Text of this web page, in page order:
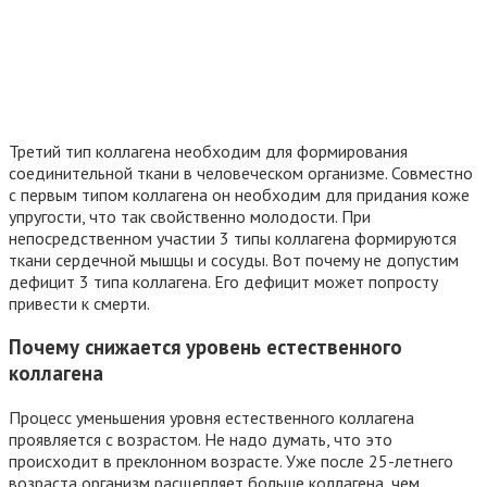
Третий тип коллагена необходим для формирования
соединительной ткани в человеческом организме. Совместно
с первым типом коллагена он необходим для придания коже
упругости, что так свойственно молодости. При
непосредственном участии 3 типы коллагена формируются
ткани сердечной мышцы и сосуды. Вот почему не допустим
дефицит 3 типа коллагена. Его дефицит может попросту
привести к смерти.
Почему снижается уровень естественного
коллагена
Процесс уменьшения уровня естественного коллагена
проявляется с возрастом. Не надо думать, что это
происходит в преклонном возрасте. Уже после 25-летнего
возраста организм расщепляет больше коллагена, чем